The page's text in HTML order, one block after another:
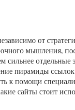
от
мышления,
сильнее
пирамиды
к помощи
сайты стоит